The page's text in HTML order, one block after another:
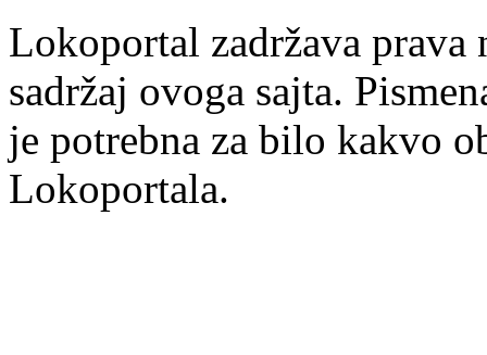
Lokoportal zadržava
sadržaj ovoga sajta.
je potrebna za bilo kakvo
Lokoportala.